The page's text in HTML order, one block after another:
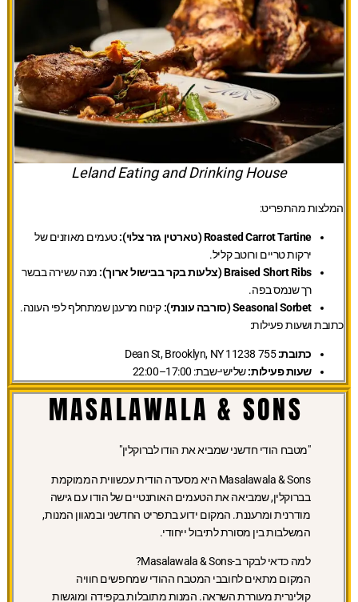
Leland Eating and Drinking House
המלצות מהתפריט:
Roasted Carrot Tartine (טארטין גזר צלוי):
טעמים מאוזנים של
ירקות טריים ורוטב קליל.
Braised Short Ribs (צלעות בקר בבישול ארוך):
מנה עשירה בבשר
רך שנמס בפה.
Seasonal Sorbet (סורבה עונתי):
קינוח מרענן שמתחלף לפי העונה.
כתובת ושעות פעילות:
כתובת:755 Dean St, Brooklyn, NY 11238
שעות פעילות:שלישי-שבת: 17:00–22:00
MASALAWALA & SONS
"מטבח הודי חדשני שמביא את הודו לברוקלין"
Masalawala & Sons היא מסעדה הודית עכשווית הממוקמת
בברוקלין, שמביאה את הטעמים האותנטיים של הודו עם גישה
מודרנית ומרעננת. המקום ידוע בתפריט החדשני ובמגוון המנות,
המשלבות בין מסורת לתיבול ייחודי.
למה כדאי לבקר ב-Masalawala & Sons?
המקום מתאים לחובבי המטבח ההודי שמחפשים חוויה
קולינרית מעוררת השראה. המנות מתובלות בקפידה ומוגשות